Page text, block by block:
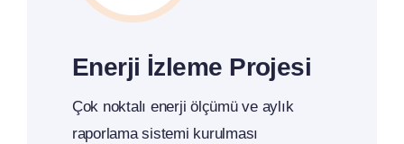
Enerji İzleme Projesi
Çok noktalı enerji ölçümü ve aylık
raporlama sistemi kurulması